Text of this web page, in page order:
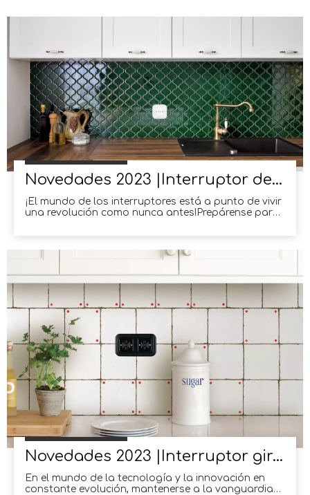
Novedades 2023 |Interruptor de palanca cuadrado
¡El mundo de los interruptores está a punto de vivir
una revolución como nunca antes!Prepárense para
la forma en que interactuamos con nuestros
electrodomésticos y electrodomésticos.
Novedades 2023 |Interruptor giratorio cuadrado
En el mundo de la tecnología y la innovación en
constante evolución, mantenerse a la vanguardia